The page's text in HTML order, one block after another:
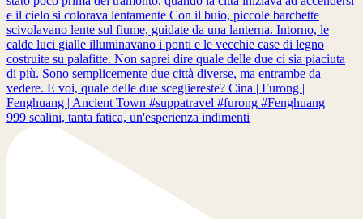
999 scalini, tanta fatica, un'esperienza indimenti